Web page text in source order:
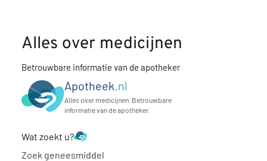
Alles over medicijnen
Betrouwbare informatie van de apotheker
Apotheek .nl
Alles over medicijnen. Betrouwbare
informatie van de apotheker.
Wat zoekt u?
Zoek geneesmiddel